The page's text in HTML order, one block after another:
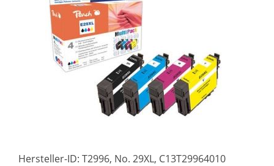
Hersteller-ID: T2996, No. 29XL, C13T29964010